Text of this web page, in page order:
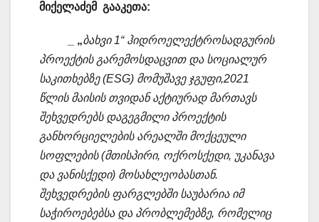
მიქელაძემ გააკეთა:
_ „ბახვი 1“ ჰიდროელექტროსადგურის
პროექტის გარემოსდაცვით და სოციალურ
საკითხებზე (ESG) მომუშავე ჯგუფი,2021
წლის მაისის თვიდან აქტიურად მართავს
შეხვედრებს დაგეგმილი პროექტის
განხორციელების არეალში მოქცეული
სოფლების (მთისპირი, ოქროსქედი, უკანავა
და ვანისქედი) მოსახლეობასთან.
შეხვედრების ფარგლებში საუბარია იმ
საჭიროებებსა და პრობლემებზე, რომელიც